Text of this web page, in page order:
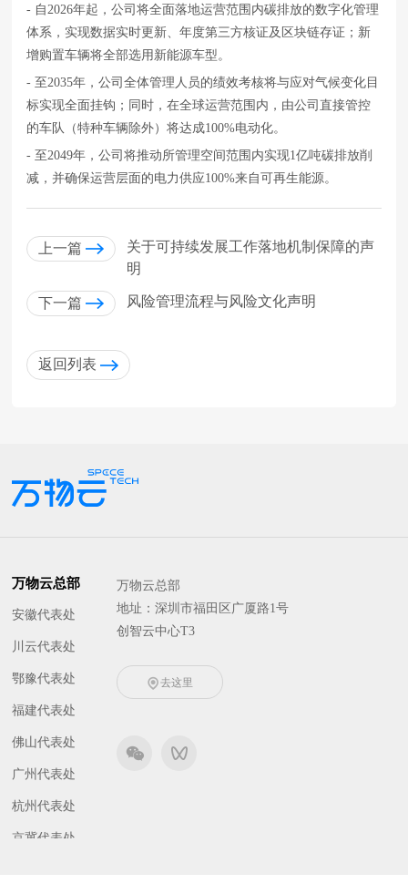
- 自2026年起，公司将全面落地运营范围内碳排放的数字化管理
体系，实现数据实时更新、年度第三方核证及区块链存证；新
增购置车辆将全部选用新能源车型。
- 至2035年，公司全体管理人员的绩效考核将与应对气候变化目
标实现全面挂钩；同时，在全球运营范围内，由公司直接管控
的车队（特种车辆除外）将达成100%电动化。
- 至2049年，公司将推动所管理空间范围内实现1亿吨碳排放削
减，并确保运营层面的电力供应100%来自可再生能源。
上一篇
关于可持续发展工作落地机制保障的声
明
下一篇 风险管理流程与风险文化声明
返回列表
万物云总部
安徽代表处
川云代表处
鄂豫代表处
福建代表处
佛山代表处
广州代表处
杭州代表处
京冀代表处
万物云总部
地址：深圳市福田区广厦路1号
创智云中心T3
去这里